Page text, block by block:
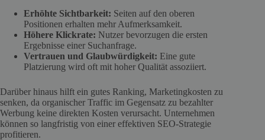
Erhöhte Sichtbarkeit: Seiten auf den oberen
Positionen erhalten mehr Aufmerksamkeit.
Höhere Klickrate: Nutzer bevorzugen die ersten
Ergebnisse einer Suchanfrage.
Vertrauen und Glaubwürdigkeit: Eine gute
Platzierung wird oft mit hoher Qualität assoziiert.
Darüber hinaus hilft ein gutes Ranking, Marketingkosten zu
senken, da organischer Traffic im Gegensatz zu bezahlter
Werbung keine direkten Kosten verursacht. Unternehmen
können so langfristig von einer effektiven SEO-Strategie
profitieren.